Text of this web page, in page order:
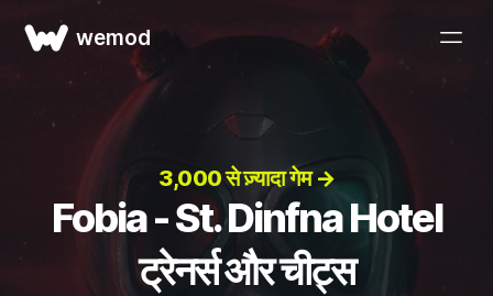
wemod
3,000 से ज़्यादा गेम →
Fobia - St. Dinfna Hotel
ट्रेनर्स और चीट्स